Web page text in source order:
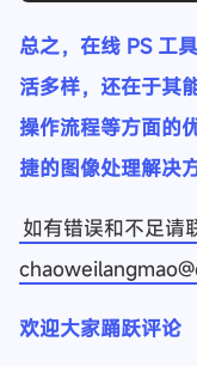
总之，在线 PS 工
活多样，还在于其
操作流程等方面的
捷的图像处理解决
如有错误和不足请
欢迎大家踊跃评论